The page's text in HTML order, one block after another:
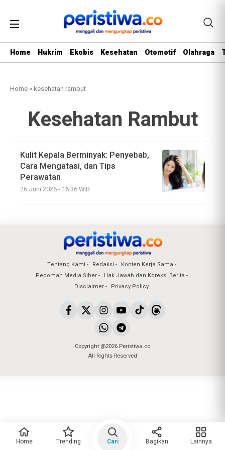
Home Hukrim Ekobis Kesehatan Otomotif Olahraga
Home »kesehatan rambut
Kesehatan Rambut
Kulit Kepala Berminyak: Penyebab,
Cara Mengatasi, dan Tips
Perawatan
26 Juni 2026 - 15:36 WIB
Tentang Kami Redaksi
Konten Kerja Sama
Pedoman Media Siber
Hak Jawab dan Koreksi Berita
Disclaimer
Privacy Policy
Copyright @2026 Peristiwa.co
All Rights Reserved
Home Trending Cari Bagikan Lainnya